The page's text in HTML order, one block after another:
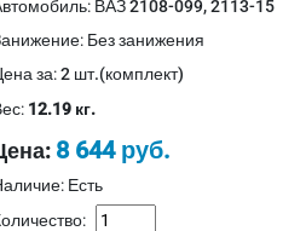
: ВАЗ 2108-099, 2113-15
: Без занижения
за:2 шт.(комплект)
12.19 кг.
8 644 руб.
Есть